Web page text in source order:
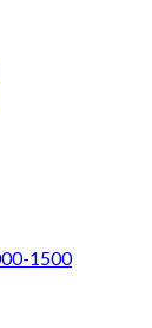
1500